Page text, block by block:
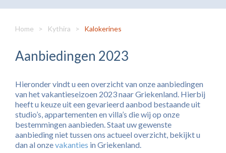
Home > Kythira > Kalokerines
Aanbiedingen 2023
Hieronder vindt u een overzicht van onze aanbiedingen
van het vakantieseizoen 2023 naar Griekenland. Hierbij
heeft u keuze uit een gevarieerd aanbod bestaande uit
studio’s, appartementen en villa’s die wij op onze
bestemmingen aanbieden. Staat uw gewenste
aanbieding niet tussen ons actueel overzicht, bekijkt u
dan al onzevakanties in Griekenland.